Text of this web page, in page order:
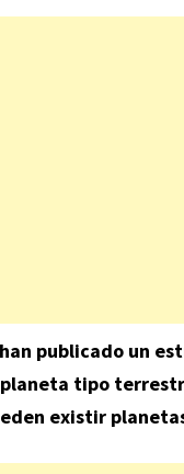
publicado un
tipo
existir